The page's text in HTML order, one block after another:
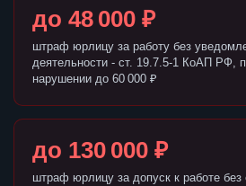
до 48 000 ₽
штраф юрлицу за работу без
деятельности - ст. 19.7.5-1 КоАП РФ,
нарушении до 60 000 ₽
до 130 000 ₽
штраф юрлицу за допуск к работе без